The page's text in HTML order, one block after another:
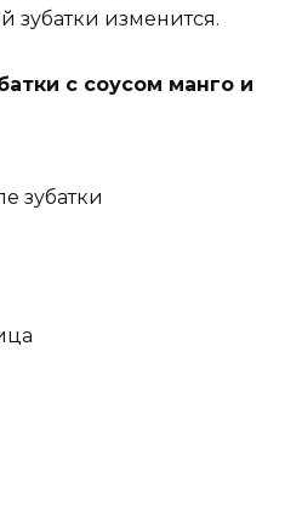
зубатки изменится.
с соусом манго и
зубатки